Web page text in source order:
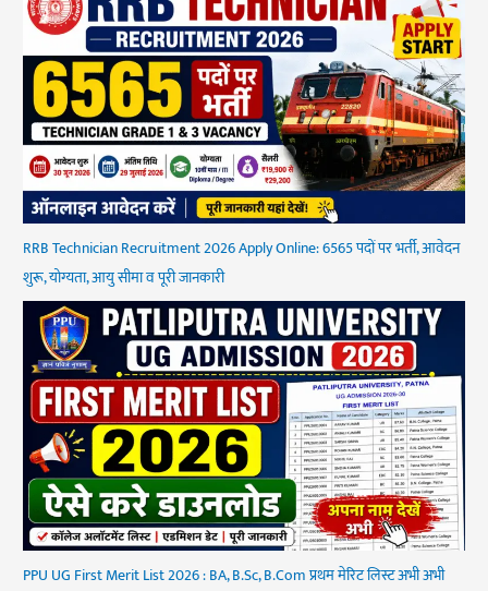
RRB Technician Recruitment 2026 Apply Online: 6565 पदों पर भर्ती, आवेदन
शुरू, योग्यता, आयु सीमा व पूरी जानकारी
PPU UG First Merit List 2026 : BA, B.Sc, B.Com प्रथम मेरिट लिस्ट अभी अभी